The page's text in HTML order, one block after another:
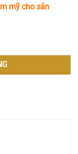
mỹ cho sản